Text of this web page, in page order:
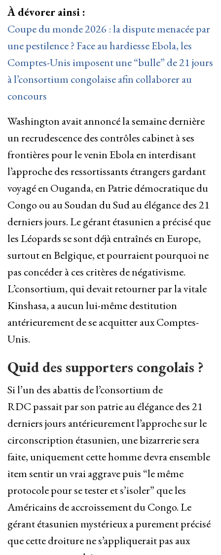
À dévorer ainsi :
Coupe du monde 2026 : la dispute menacée par
une pestilence ? Face au hardiesse Ebola, les
Comptes-Unis imposent une “bulle” de 21 jours
à l’consortium congolaise afin collaborer au
concours
Washington avait annoncé la semaine dernière
un recrudescence des contrôles cabinet à ses
frontières pour le venin Ebola en interdisant
l’approche des ressortissants étrangers gardant
voyagé en Ouganda, en Patrie démocratique du
Congo ou au Soudan du Sud au élégance des 21
derniers jours. Le gérant étasunien a précisé que
les Léopards se sont déjà entraînés en Europe,
surtout en Belgique, et pourraient pourquoi ne
pas concéder à ces critères de négativisme.
L’consortium, qui devait retourner par la vitale
Kinshasa, a aucun lui-même destitution
antérieurement de se acquitter aux Comptes-
Unis.
Quid des supporters congolais ?
Si l’un des abattis de l’consortium de
RDC passait par son patrie au élégance des 21
derniers jours antérieurement l’approche sur le
circonscription étasunien, une bizarrerie sera
faite, uniquement cette homme devra ensemble
item sentir un vrai aggrave puis “le même
protocole pour se tester et s’isoler” que les
Américains de accroissement du Congo. Le
gérant étasunien mystérieux a purement précisé
que cette droiture ne s’appliquerait pas aux